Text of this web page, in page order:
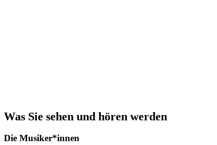
Was Sie sehen und hören werden
Die Musiker*innen